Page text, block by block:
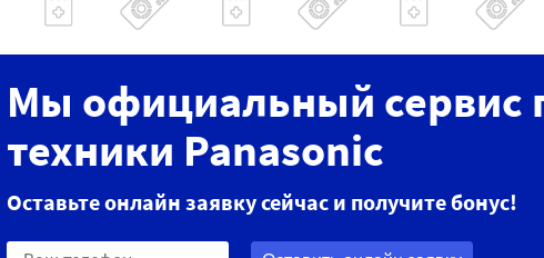
Мы официальный сервис
техники Panasonic
Оставьте онлайн заявку сейчас и получите бонус!